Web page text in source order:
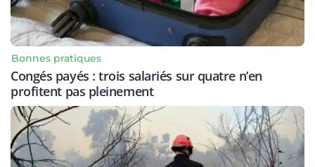
Bonnes pratiques
Congés payés : trois salariés sur quatre n’en
profitent pas pleinement